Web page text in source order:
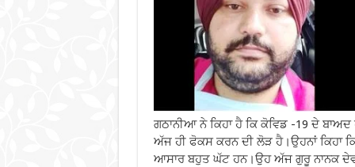
ਗਠਾਨੀਆ ਨੇ ਕਿਹਾ ਹੈ ਕਿ ਕੋਵਿਡ -19 ਦੇ
ਅੱਜ ਹੀ ਫੋਕਸ ਕਰਨ ਦੀ ਲੋੜ ਹੈ।ਉਹਨਾਂ ਕਿਹਾ
ਆਸਾਰ ਬਹੁਤ ਘੱਟ ਹਨ।ਉਹ ਅੱਜ ਗੁਰੂ ਨਾਨਕ ਦੇਵ